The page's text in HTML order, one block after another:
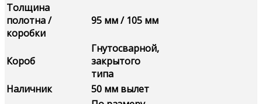
Толщина
полотна /
коробки
95 мм / 105 мм
Короб
Гнутосварной,
закрытого
типа
Наличник
50 мм вылет